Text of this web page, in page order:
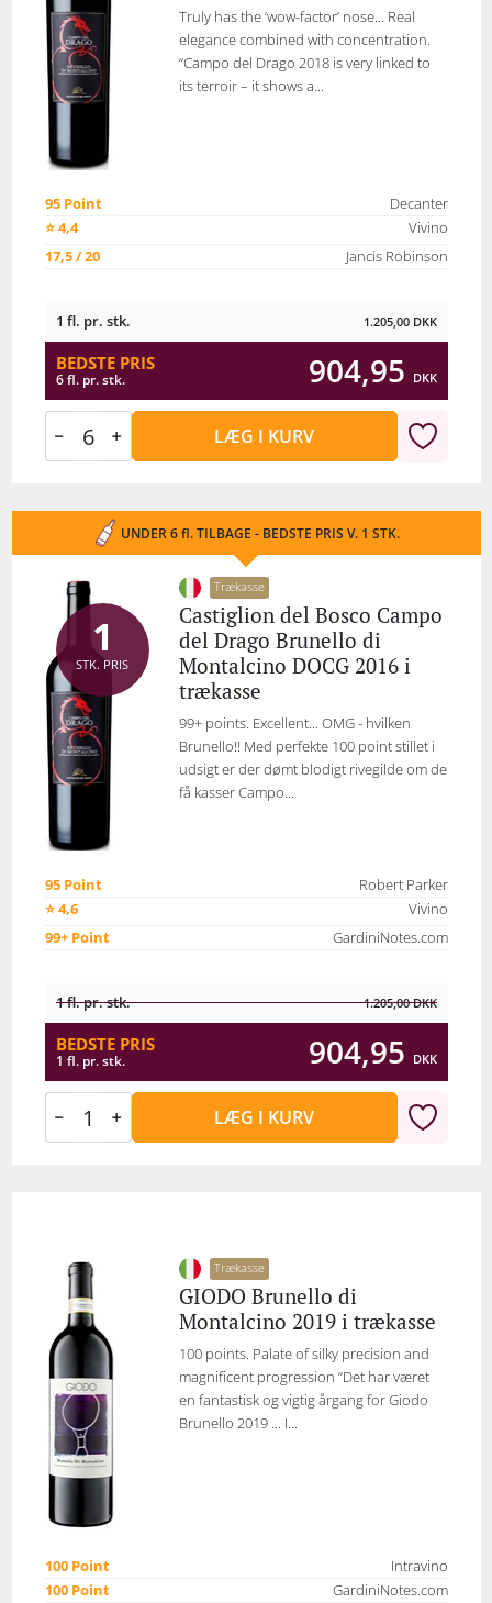
Truly has the ‘wow-factor’ nose… Real
elegance combined with concentration.
“Campo del Drago 2018 is very linked to
its terroir – it shows a...
95 Point
Decanter
⭐ 4,4
Vivino
17,5 / 20
Jancis Robinson
1 fl. pr. stk. 1.205,00 DKK
BEDSTE PRIS
6 fl. pr. stk. 904,95 DKK
LÆG I KURV
UNDER 6 fl. TILBAGE - BEDSTE PRIS V. 1 STK.
1
STK. PRIS
Trækasse
Castiglion del Bosco Campo
del Drago Brunello di
Montalcino DOCG 2016 i
trækasse
99+ points. Excellent... OMG - hvilken
Brunello!! Med perfekte 100 point stillet i
udsigt er der dømt blodigt rivegilde om de
få kasser Campo...
95 Point
Robert Parker
⭐ 4,6
Vivino
99+ Point
GardiniNotes.com
1 fl. pr. stk. 1.205,00DKK
BEDSTE PRIS
1 fl. pr. stk. 904,95 DKK
LÆG I KURV
Trækasse
GIODO Brunello di
Montalcino 2019 i trækasse
100 points. Palate of silky precision and
magnificent progression ”Det har været
en fantastisk og vigtig årgang for Giodo
Brunello 2019 ... I...
100 Point
Intravino
100 Point
GardiniNotes.com